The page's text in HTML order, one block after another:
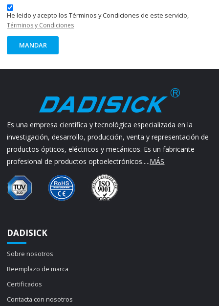
He leido y acepto los Términos y Condiciones de este servicio,
Términos y Condiciones
MANDAR
Es una empresa científica y tecnológica especializada en la
investigación, desarrollo, producción, venta y representación de
productos ópticos, eléctricos y mecánicos. Es un fabricante
profesional de productos optoelectrónicos.....MÁS
DADISICK
Sobre nosotros
Reemplazo de marca
Certificados
Contacta con nosotros